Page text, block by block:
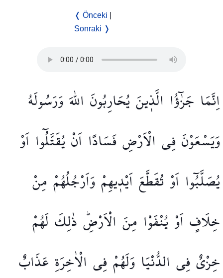
❬ Önceki
Sonraki ❭
اِنَّمَا جَزٰٓؤُا الَّذ۪ينَيُحَارِبُونَ اللّٰهَوَرَسُولَهُ
وَيَسْعَوْنَفِي الْاَرْضِفَسَادًا اَنْيُقَتَّلُٓوا اَوْ
يُصَلَّبُٓوا اَوْتُقَطَّعَاَيْد۪يهِمْوَاَرْجُلُهُمْ مِنْ
خِلَافٍاَوْيُنْفَوْا مِنَ الْاَرْضِۜ ذٰلِكَلَهُمْ
خِزْيٌفِي الدُّنْيَا وَلَهُمْفِي الْاٰخِرَةِ عَذَابٌ